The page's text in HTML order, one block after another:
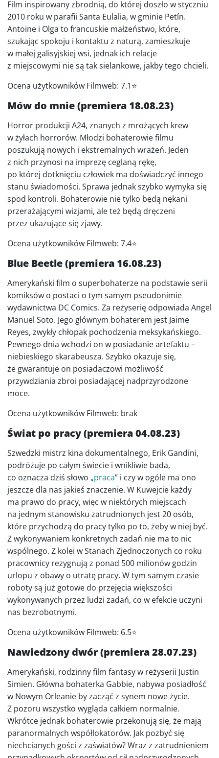
Film inspirowany zbrodnią, do której doszło w styczniu
2010 roku w parafii Santa Eulalia, w gminie Petín.
Antoine i Olga to francuskie małżeństwo, które,
szukając spokoju i kontaktu z naturą, zamieszkuje
w małej galisyjskiej wsi, jednak ich relacje
z miejscowymi nie są tak sielankowe, jakby tego chcieli.
Ocena użytkowników Filmweb: 7.1⭐
Mów do mnie (premiera 18.08.23)
Horror produkcji A24, znanych z mrożących krew
w żyłach horrorów. Młodzi bohaterowie filmu
poszukują nowych i ekstremalnych wrażeń. Jeden
z nich przynosi na imprezę ceglaną rękę,
po której dotknięciu człowiek ma doświadczyć innego
stanu świadomości. Sprawa jednak szybko wymyka się
spod kontroli. Bohaterowie nie tylko będą nękani
przerażającymi wizjami, ale też będą dręczeni
przez ukazujące się zjawy.
Ocena użytkowników Filmweb: 7.4⭐
Blue Beetle (premiera 16.08.23)
Amerykański film o superbohaterze na podstawie serii
komiksów o postaci o tym samym pseudonimie
wydawnictwa DC Comics. Za reżyserię odpowiada Angel
Manuel Soto. Jego głównym bohaterem jest Jaime
Reyes, zwykły chłopak pochodzenia meksykańskiego.
Pewnego dnia wchodzi on w posiadanie artefaktu –
niebieskiego skarabeusza. Szybko okazuje się,
że gwarantuje on posiadaczowi możliwość
przywdziania zbroi posiadającej nadprzyrodzone
moce.
Ocena użytkowników Filmweb: brak
Świat po pracy (premiera 04.08.23)
Szwedzki mistrz kina dokumentalnego, Erik Gandini,
podróżuje po całym świecie i wnikliwie bada,
co oznacza dziś słowo „praca” i czy w ogóle ma ono
jeszcze dla nas jakieś znaczenie. W Kuwejcie każdy
ma prawo do pracy, więc w niektórych miejscach
na jednym stanowisku zatrudnionych jest 20 osób,
które przychodzą do pracy tylko po to, żeby w niej być.
Z wykonywaniem konkretnych zadań nie ma to nic
wspólnego. Z kolei w Stanach Zjednoczonych co roku
pracownicy rezygnują z ponad 500 milionów godzin
urlopu z obawy o utratę pracy. W tym samym czasie
roboty są już gotowe do przejęcia większości
wykonywanych przez ludzi zadań, co w efekcie uczyni
nas bezrobotnymi.
Ocena użytkowników Filmweb: 6.5⭐
Nawiedzony dwór (premiera 28.07.23)
Amerykański, rodzinny film fantasy w reżyserii Justin
Simien. Główna bohaterka Gabbie, nabywa posiadłość
w Nowym Orleanie by zacząć z synem nowe życie.
Z pozoru wszystko wygląda całkiem normalnie.
Wkrótce jednak bohaterowie przekonują się, że mają
paranormalnych współlokatorów. Jak pozbyć się
niechcianych gości z zaświatów? Wraz z zatrudnieniem